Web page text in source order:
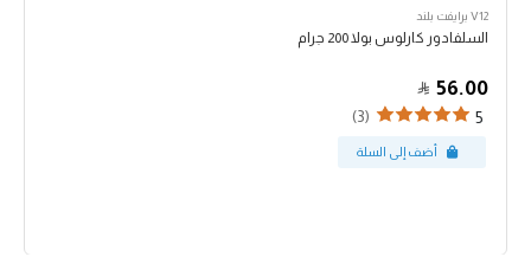
V12 برايفت بلند
السلفادور كارلوس بولا 200 جرام
56.00
5
(3)